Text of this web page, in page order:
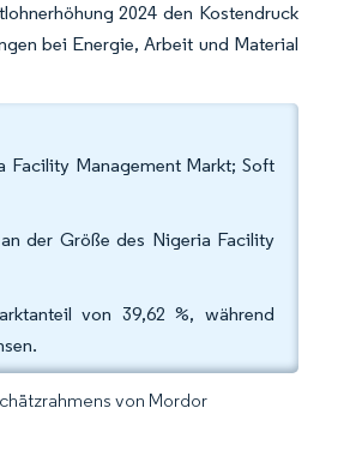
2024 den Kostendruck
bei Energie, Arbeit und Material
Facility Management Markt; Soft
der Größe des Nigeria Facility
von 39,62 %, während
von Mordor